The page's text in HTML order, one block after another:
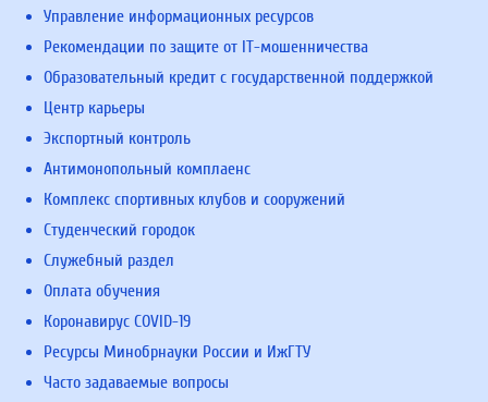
Управление информационных ресурсов
Рекомендации по защите от IT-мошенничества
Образовательный кредит с государственной поддержкой
Центр карьеры
Экспортный контроль
Антимонопольный комплаенс
Комплекс спортивных клубов и сооружений
Студенческий городок
Служебный раздел
Оплата обучения
Коронавирус COVID-19
Ресурсы Минобрнауки России и ИжГТУ
Часто задаваемые вопросы